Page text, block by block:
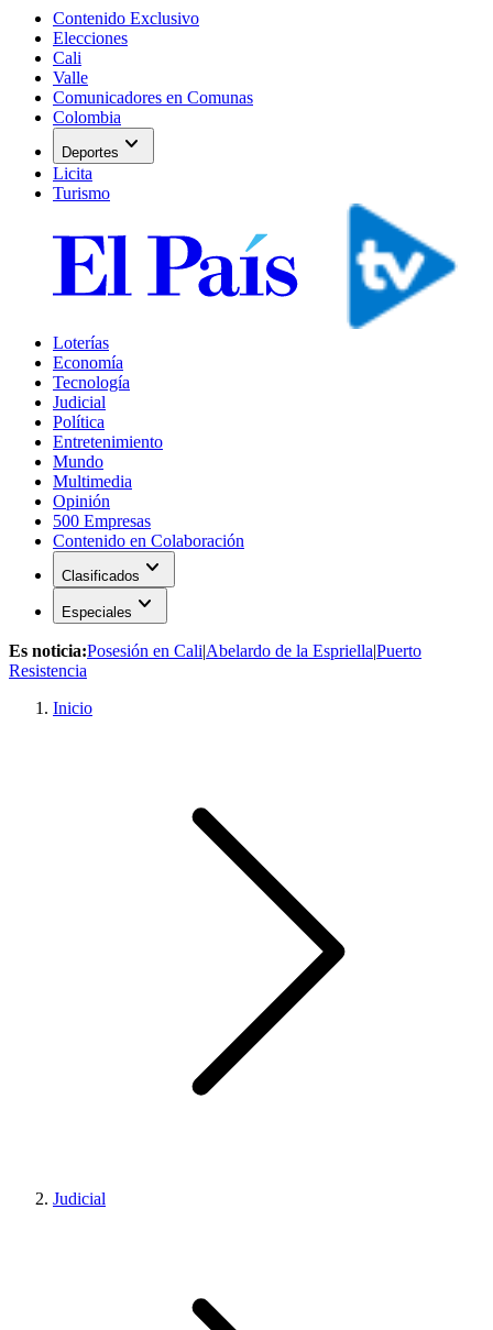
Contenido Exclusivo
Elecciones
Cali
Valle
Comunicadores en Comunas
Colombia
Deportes expand_more
Licita
Turismo
Loterías
Economía
Tecnología
Judicial
Política
Entretenimiento
Mundo
Multimedia
Opinión
500 Empresas
Contenido en Colaboración
Clasificados expand_more
Especiales expand_more
Es noticia:Posesión en Cali|Abelardo de la Espriella|Puerto
Resistencia
Inicio
Judicial